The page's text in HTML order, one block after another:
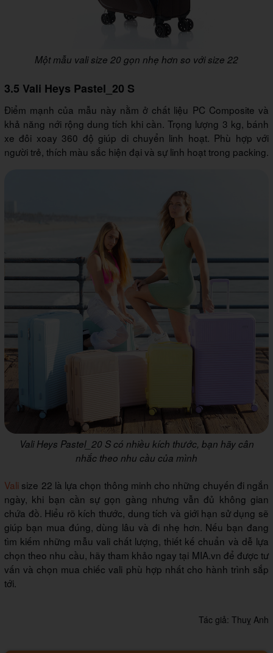
Một mẫu vali size 20 gọn nhẹ hơn so với size 22
3.5 Vali Heys Pastel_20 S
Điểm mạnh của mẫu này nằm ở chất liệu PC Composite và
khả năng nới rộng dung tích khi cần. Trọng lượng 3 kg, bánh
xe đôi xoay 360 độ giúp di chuyển linh hoạt. Phù hợp với
người trẻ, thích màu sắc hiện đại và sự linh hoạt trong packing.
Vali Heys Pastel_20 S có nhiều kích thước, bạn hãy cân
nhắc theo nhu cầu của mình
Vali size 22 là lựa chọn thông minh cho những chuyến đi ngắn
ngày, khi bạn cần sự gọn gàng nhưng vẫn đủ không gian
chứa đồ. Hiểu rõ kích thước, dung tích và giới hạn sử dụng sẽ
giúp bạn mua đúng, dùng lâu và đi nhẹ hơn. Nếu bạn đang
tìm kiếm những mẫu vali chất lượng, thiết kế chuẩn và dễ lựa
chọn theo nhu cầu, hãy tham khảo ngay tại MIA.vn để được tư
vấn và chọn mua chiếc vali phù hợp nhất cho hành trình sắp
tới.
Tác giả: Thuỵ Anh